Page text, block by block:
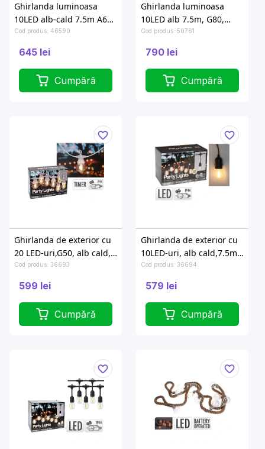
Ghirlanda luminoasa
10LED alb-cald 7.5m A60,
D6cm
Cod produs: 46590
645 lei
Cumpără
Ghirlanda luminoasa
10LED alb 7.5m, G80,
D8cm
Cod produs: 50761
790 lei
Cumpără
Ghirlanda de exterior cu
20 LED-uri,G50, alb cald,
14.5m, cu timer, cablu alb
Cod produs: 36693
599 lei
Cumpără
Ghirlanda de exterior cu
10LED-uri, alb cald,7.5m,
cablu negru
Cod produs: 36694
579 lei
Cumpără